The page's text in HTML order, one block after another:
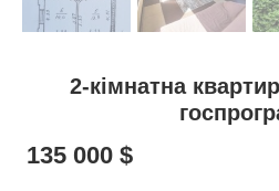
2-кімнатна
135 000 $